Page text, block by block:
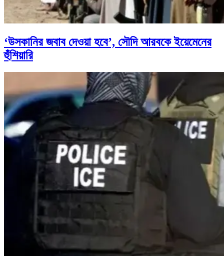
‘উসকানির জবাব দেওয়া হবে’, সৌদি আরবকে ইয়েমেনের
হুঁশিয়ারি